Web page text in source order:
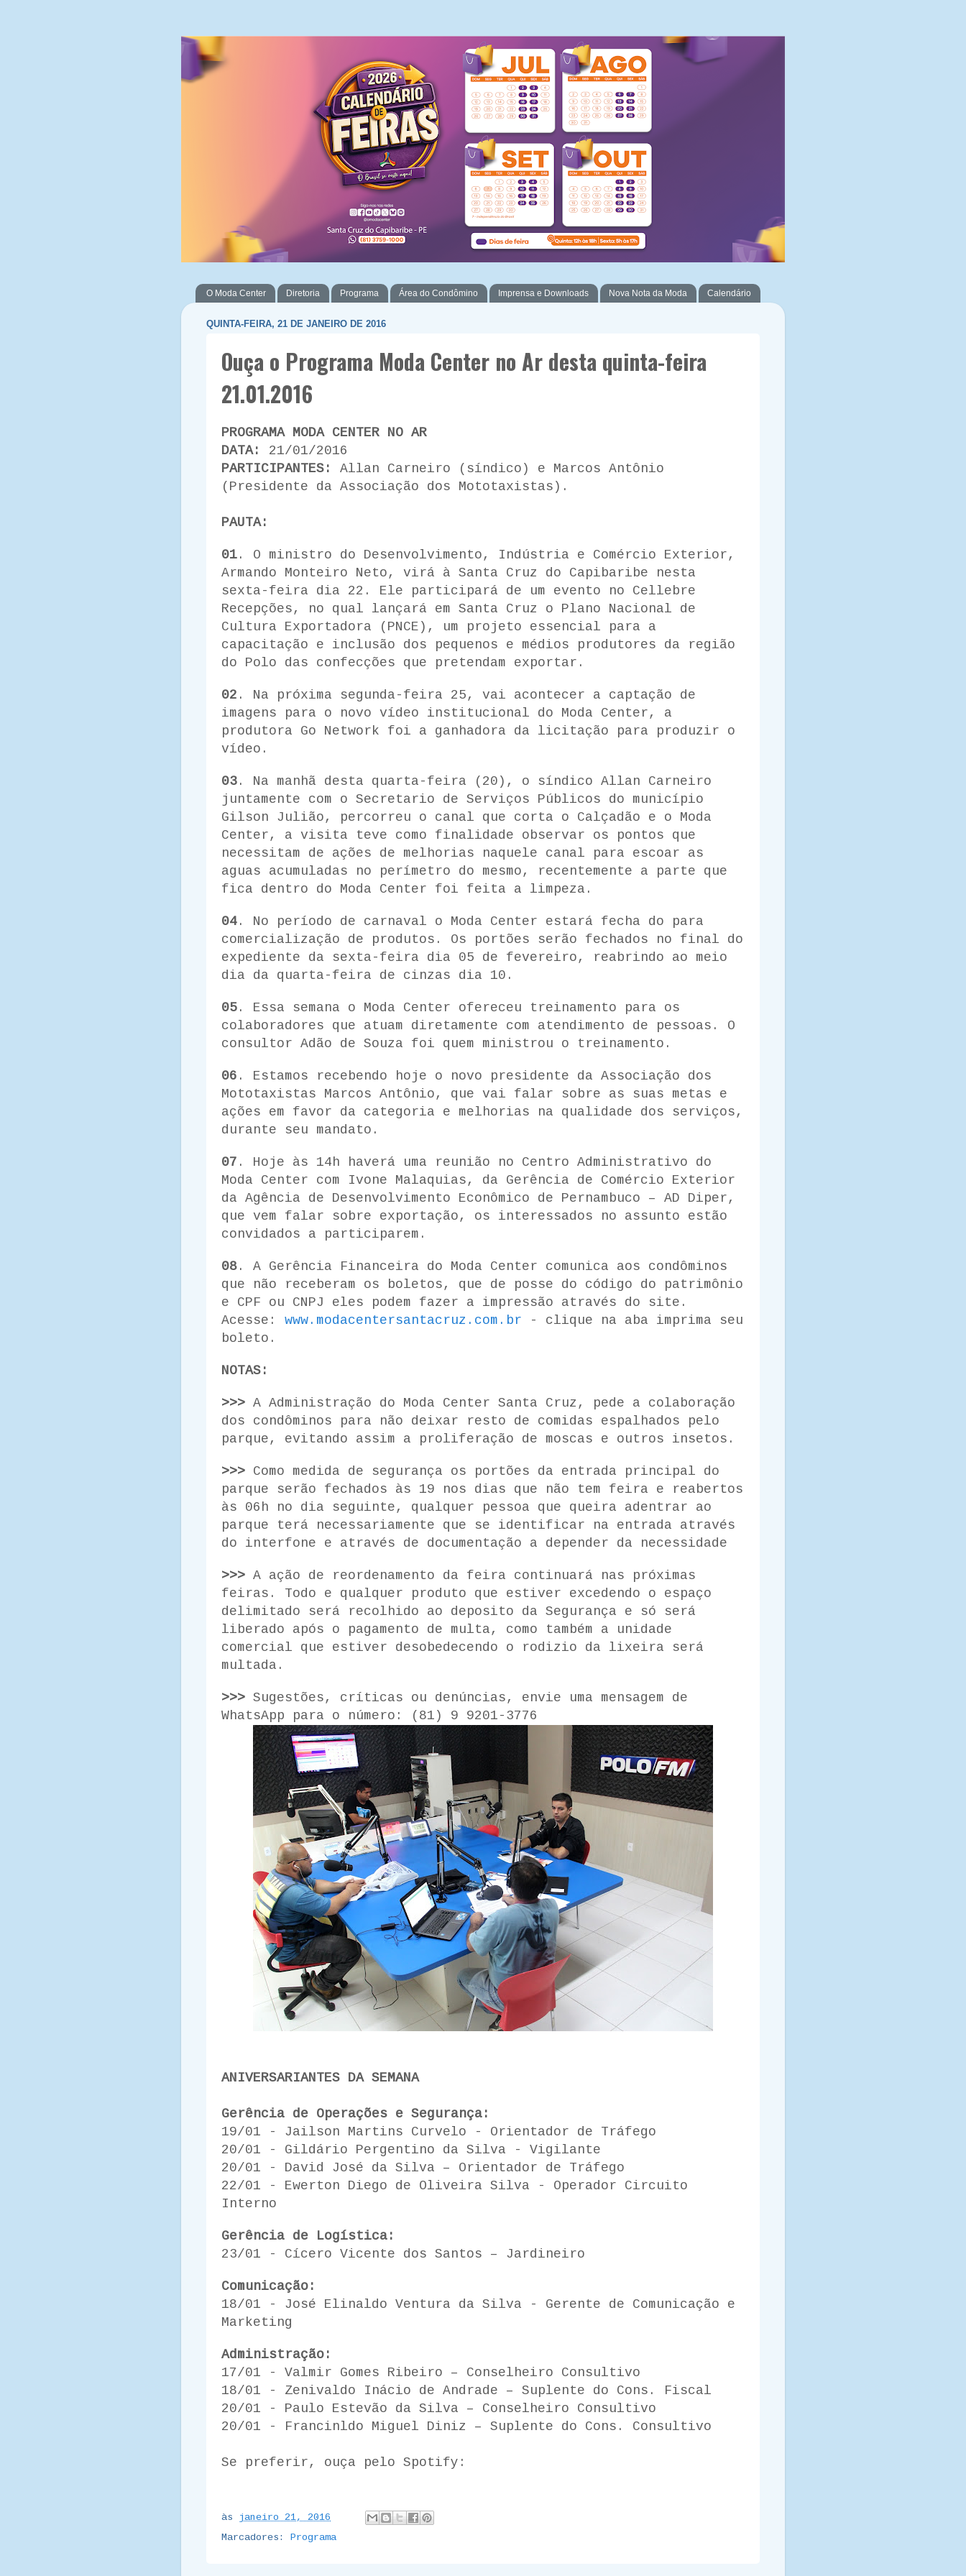
O Moda Center Diretoria Programa Área do Condômino Imprensa e Downloads Nova Nota da Moda Calendário
QUINTA-FEIRA, 21 DE JANEIRO DE 2016
Ouça o Programa Moda Center no Ar desta quinta-feira
21.01.2016
PROGRAMA MODA CENTER NO AR
DATA: 21/01/2016
PARTICIPANTES:
Allan Carneiro (síndico) e Marcos Antônio
(Presidente da Associação dos Mototaxistas).
PAUTA:
01 . O ministro do Desenvolvimento, Indústria e Comércio Exterior,
Armando Monteiro Neto, virá à Santa Cruz do Capibaribe nesta
sexta-feira dia 22. Ele participará de um evento no Cellebre
Recepções, no qual lançará em Santa Cruz o Plano Nacional de
Cultura Exportadora (PNCE), um projeto essencial para a
capacitação e inclusão dos pequenos e médios produtores da região
do Polo das confecções que pretendam exportar.
02 . Na próxima segunda-feira 25, vai acontecer a captação de
imagens para o novo vídeo institucional do Moda Center, a
produtora Go Network foi a ganhadora da licitação para produzir o
vídeo.
03 . Na manhã desta quarta-feira (20), o síndico Allan Carneiro
juntamente com o Secretario de Serviços Públicos do município
Gilson Julião, percorreu o canal que corta o Calçadão e o Moda
Center, a visita teve como finalidade observar os pontos que
necessitam de ações de melhorias naquele canal para escoar as
aguas acumuladas no perímetro do mesmo, recentemente a parte que
fica dentro do Moda Center foi feita a limpeza.
04 . No período de carnaval o Moda Center estará fecha do para
comercialização de produtos. Os portões serão fechados no final do
expediente da sexta-feira dia 05 de fevereiro, reabrindo ao meio
dia da quarta-feira de cinzas dia 10.
05 . Essa semana o Moda Center ofereceu treinamento para os
colaboradores que atuam diretamente com atendimento de pessoas. O
consultor Adão de Souza foi quem ministrou o treinamento.
06 . Estamos recebendo hoje o novo presidente da Associação dos
Mototaxistas Marcos Antônio, que vai falar sobre as suas metas e
ações em favor da categoria e melhorias na qualidade dos serviços,
durante seu mandato.
07 . Hoje às 14h haverá uma reunião no Centro Administrativo do
Moda Center com Ivone Malaquias, da Gerência de Comércio Exterior
da Agência de Desenvolvimento Econômico de Pernambuco – AD Diper,
que vem falar sobre exportação, os interessados no assunto estão
convidados a participarem.
08 . A Gerência Financeira do Moda Center comunica aos condôminos
que não receberam os boletos, que de posse do código do patrimônio
e CPF ou CNPJ eles podem fazer a impressão através do site.
Acesse: www.modacentersantacruz.com.br - clique na aba imprima seu
boleto.
NOTAS:
>>> A Administração do Moda Center Santa Cruz, pede a colaboração
dos condôminos para não deixar resto de comidas espalhados pelo
parque, evitando assim a proliferação de moscas e outros insetos.
>>> Como medida de segurança os portões da entrada principal do
parque serão fechados às 19 nos dias que não tem feira e reabertos
às 06h no dia seguinte, qualquer pessoa que queira adentrar ao
parque terá necessariamente que se identificar na entrada através
do interfone e através de documentação a depender da necessidade
>>> A ação de reordenamento da feira continuará nas próximas
feiras. Todo e qualquer produto que estiver excedendo o espaço
delimitado será recolhido ao deposito da Segurança e só será
liberado após o pagamento de multa, como também a unidade
comercial que estiver desobedecendo o rodizio da lixeira será
multada.
>>> Sugestões, críticas ou denúncias, envie uma mensagem de
WhatsApp para o número: (81) 9 9201-3776
ANIVERSARIANTES DA SEMANA
Gerência de Operações e Segurança:
19/01 - Jailson Martins Curvelo - Orientador de Tráfego
20/01 - Gildário Pergentino da Silva - Vigilante
20/01 - David José da Silva – Orientador de Tráfego
22/01 - Ewerton Diego de Oliveira Silva - Operador Circuito
Interno
Gerência de Logística:
23/01 - Cícero Vicente dos Santos – Jardineiro
Comunicação:
18/01 -
José Elinaldo Ventura da Silva - Gerente de Comunicação e
Marketing
Administração:
17/01 - Valmir Gomes Ribeiro – Conselheiro Consultivo
18/01 - Zenivaldo Inácio de Andrade – Suplente do Cons. Fiscal
20/01 - Paulo Estevão da Silva – Conselheiro Consultivo
20/01 - Francinldo Miguel Diniz – Suplente do Cons. Consultivo
Se preferir, ouça pelo Spotify:
às
janeiro 21, 2016
Marcadores:
Programa